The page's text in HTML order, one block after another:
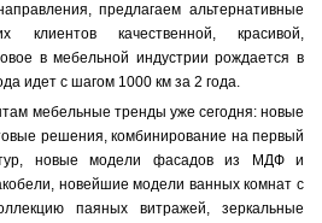
предлагаем альтернативные
клиентов качественной, красивой,
в мебельной индустрии рождается в
идет с шагом 1000 км за 2 года.
мебельные тренды уже сегодня: новые
решения, комбинирование на первый
новые модели фасадов из МДФ и
новейшие модели ванных комнат с
паяных витражей, зеркальные